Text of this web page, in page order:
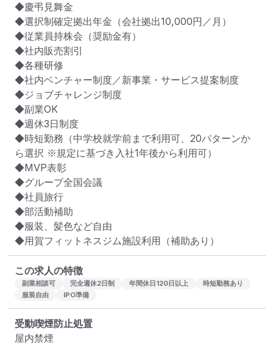
◆慶弔見舞金
◆選択制確定拠出年金（会社拠出10,000円／月）
◆従業員持株会（奨励金有）
◆社内販売割引
◆各種研修
◆社内ベンチャー制度／新事業・サービス提案制度
◆ジョブチャレンジ制度
◆副業OK
◆週休3日制度
◆時短勤務（中学校就学前まで利用可、20パターンか
ら選択 ※規定に基づき入社1年後から利用可）
◆MVP表彰
◆グループ全国会議
◆社員旅行
◆部活動補助
◆服装、髪色など自由
◆用賀フィットネスジム施設利用（補助あり）
この求人の特徴
副業相談可 完全週休2日制 年間休日120日以上
時短勤務あり
服装自由
IPO準備
受動喫煙防止処置
屋内禁煙